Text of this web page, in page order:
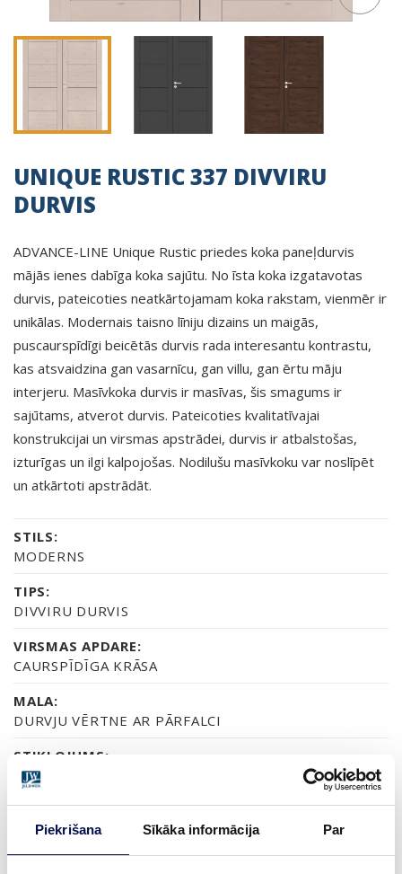
Piekrišana Sīkāka informācija Par
UNIQUE RUSTIC 337 DIVVIRU
DURVIS
ADVANCE-LINE Unique Rustic priedes koka paneļdurvis
mājās ienes dabīga koka sajūtu. No īsta koka izgatavotas
durvis, pateicoties neatkārtojamam koka rakstam, vienmēr ir
unikālas. Modernais taisno līniju dizains un maigās,
puscaurspīdīgi beicētās durvis rada interesantu kontrastu,
kas atsvaidzina gan vasarnīcu, gan villu, gan ērtu māju
interjeru. Masīvkoka durvis ir masīvas, šis smagums ir
sajūtams, atverot durvis. Pateicoties kvalitatīvajai
konstrukcijai un virsmas apstrādei, durvis ir atbalstošas,
izturīgas un ilgi kalpojošas. Nodilušu masīvkoku var noslīpēt
un atkārtoti apstrādāt.
STILS:
MODERNS
TIPS:
DIVVIRU DURVIS
VIRSMAS APDARE:
CAURSPĪDĪGA KRĀSA
MALA:
DURVJU VĒRTNE AR PĀRFALCI
STIKLOJUMS:
CAURSPĪDĪGS VAI SATĪNA STIKLS
SERTIFIKĀTS:
FSC MIX 70%